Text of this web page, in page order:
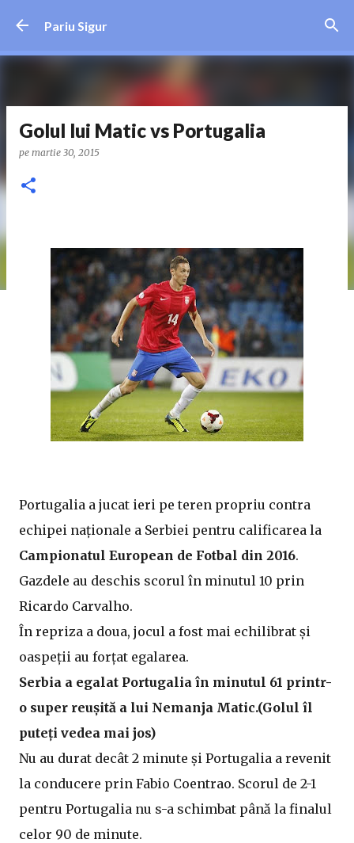
Treceți la conținutul principal
Pariu Sigur
Golul lui Matic vs Portugalia
pe martie 30, 2015
Portugalia a jucat ieri pe teren propriu contra
echipei naționale a Serbiei pentru calificarea la
Campionatul European de Fotbal din 2016.
Gazdele au deschis scorul în minutul 10 prin
Ricardo Carvalho.
În repriza a doua, jocul a fost mai echilibrat și
oaspeții au forțat egalarea.
Serbia a egalat Portugalia în minutul 61 printr-
o super reușită a lui Nemanja Matic.(Golul îl
puteți vedea mai jos)
Nu au durat decât 2 minute și Portugalia a revenit
la conducere prin Fabio Coentrao. Scorul de 2-1
pentru Portugalia nu s-a schimbat până la finalul
celor 90 de minute.